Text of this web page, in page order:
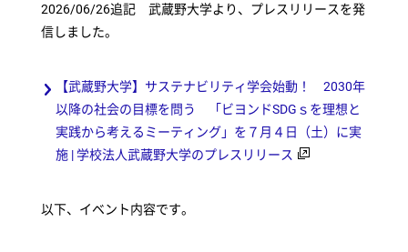
2026/06/26追記 武蔵野大学より、プレスリリースを発
信しました。
【武蔵野大学】サステナビリティ学会始動！ 2030年
以降の社会の目標を問う 「ビヨンドSDGｓを理想と
実践から考えるミーティング」を７月４日（土）に実
施 | 学校法人武蔵野大学のプレスリリース
以下、イベント内容です。